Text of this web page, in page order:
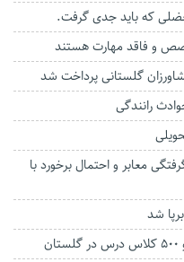
که باید جدی گرفت.
معابر و احتمال برخورد با